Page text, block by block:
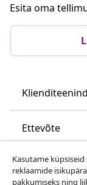
Esita oma
Ettevõte
vidaXL
Kasutame
reklaamide
pakkumiseks ning